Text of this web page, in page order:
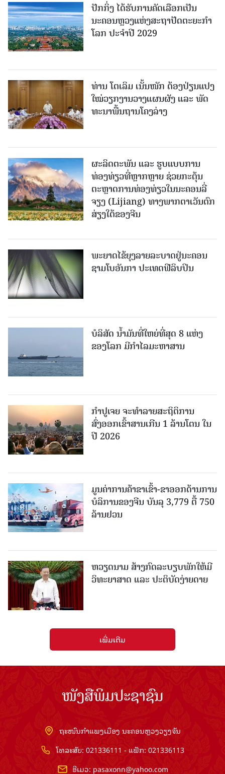
ປັກກິ່ງ ໄດ້ຮັບການຄັດເລືອກເປັນ
ນະຄອນຫຼວງແຫ່ງສະຖາປັດຕະຍະກຳ
ໂລກ ປະຈຳປີ 2029
ທ່ານ ໂຕ​ເລິມ ເນັ້ນໜັກ ຕ້ອງ​ປ່ຽນ​ແປງ​
ໃໝ່​ວຽກ​ງານ​ວາງ​ແຜນ​ຜັງ ແລະ ​ພັດ​
ທະ​ນາ​ພື້ນ​ຖານ​ໂຄງ​ລ່າງ
ຜະລິດຕະພັນ ແລະ ຮູບແບບການ
ທ່ອງທ່ຽວທີ່ຫຼາກຫຼາຍ ຊ່ວຍກະຕຸ້ນ
ຕະຫຼາດການທ່ອງທ່ຽວໃນນະຄອນລີ່
ຈຽງ (Lijiang) ທາງພາກຕາເວັນຕົກ
ສ່ຽງໃຕ້ຂອງຈີນ
ພະຍາດໄຂ້ຍຸງລາຍລະບາດຢູ່ນະຄອນ
ຊາມໂບ​ອັນກາ ປະເທດຟີລິບປິນ
ບໍລິສັດ ນ້ຳມັນທີ່ໃຫຍ່ທີ່ສຸດ 8 ແຫ່ງ
ຂອງໂລກ ມີກຳໄລມະຫາສານ
ກຳປູເຈຍ ຈະທຳລາຍສະຖິຕິການ
ສົ່ງອອກເຂົ້າສານເກີນ 1 ລ້ານໂຕນ ໃນ
ປີ 2026
ມູນຄ່າການຄ້າຂາເຂົ້າ-ຂາອອກດ້ານການ
ບໍລິການຂອງຈີນ ບັນລຸ 3,779 ຕື້ 750
ລ້ານຢວນ
ຫວຽດນາມ ສ້າງກົດລະບຽບພັກໃຫ້ມີ
ວິທະຍາສາດ ແລະ ປະຕິບັດງ່າຍດາຍ
ເພີ່ມເຕີມ
ໜັງສືພິມປະຊາຊົນ
ຖະໜົນກຳແພງເມືອງ ນະຄອນຫຼວງວຽງຈັນ
ໂທລະສັບ: 021336111 - ແຟັກ: 021336113
ອີເມວ: pasaxonn@yahoo.com